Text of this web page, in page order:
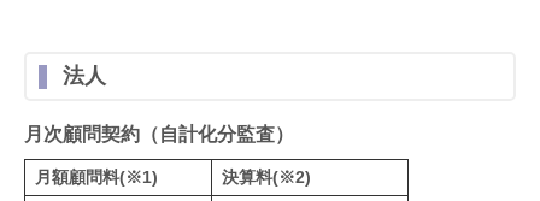
法人
月次顧問契約（自計化分監査）
月額顧問料(※1)
決算料(※2)